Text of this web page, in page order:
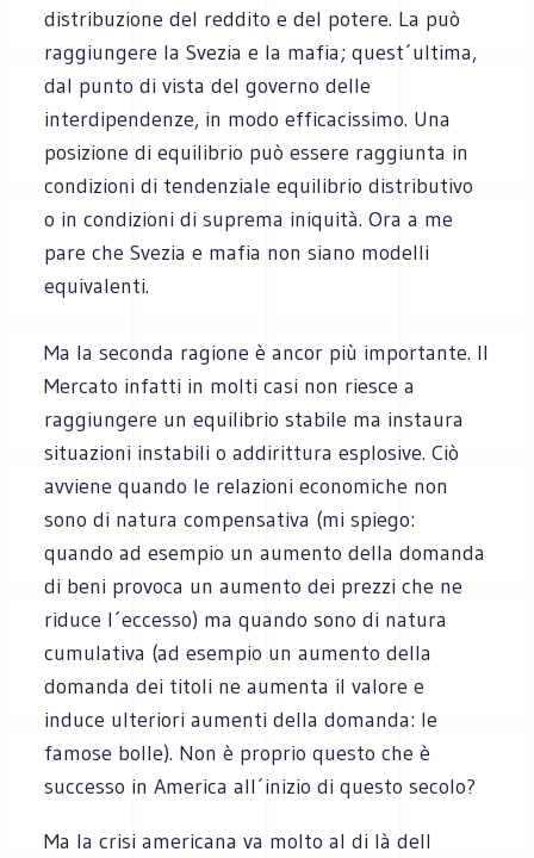
distribuzione del reddito e del potere. La può
raggiungere la Svezia e la mafia; quest´ultima,
dal punto di vista del governo delle
interdipendenze, in modo efficacissimo. Una
posizione di equilibrio può essere raggiunta in
condizioni di tendenziale equilibrio distributivo
o in condizioni di suprema iniquità. Ora a me
pare che Svezia e mafia non siano modelli
equivalenti.
Ma la seconda ragione è ancor più importante. Il
Mercato infatti in molti casi non riesce a
raggiungere un equilibrio stabile ma instaura
situazioni instabili o addirittura esplosive. Ciò
avviene quando le relazioni economiche non
sono di natura compensativa (mi spiego:
quando ad esempio un aumento della domanda
di beni provoca un aumento dei prezzi che ne
riduce l´eccesso) ma quando sono di natura
cumulativa (ad esempio un aumento della
domanda dei titoli ne aumenta il valore e
induce ulteriori aumenti della domanda: le
famose bolle). Non è proprio questo che è
successo in America all´inizio di questo secolo?
Ma la crisi americana va molto al di là dell